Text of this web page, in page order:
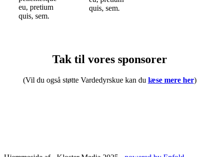
eu, pretium
quis, sem.
quis, sem.
Tak til vores sponsorer
(Vil du også støtte Vardedyrskue kan du læse mere her)